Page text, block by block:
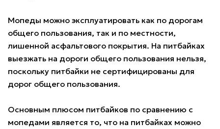
Мопеды можно эксплуатировать как по дорогам
общего пользования, так и по местности,
лишенной асфальтового покрытия. На питбайках
выезжать на дороги общего пользования нельзя,
поскольку питбайки не сертифицированы для
дорог общего пользования.
Основным плюсом питбайков по сравнению с
мопедами является то, что на питбайках можно